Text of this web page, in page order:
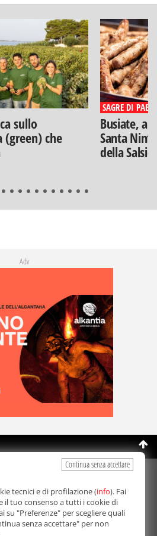
sullo
(green) che
SAGRE DI PAESE
Busiate,
Santa
della
Adv
2003-2026
- P.IVA 07064240828
di tutti i contenuti, in qualunque
supporto è proibita.
registrata. Autorizzazione del
n° 32 del 21/10/2003
Continua senza accettare
tecnici e di profilazione (info). Fai
il tuo consenso a tutti i cookie di
su "Preferenze" per scegliere quali
senza accettare" per non